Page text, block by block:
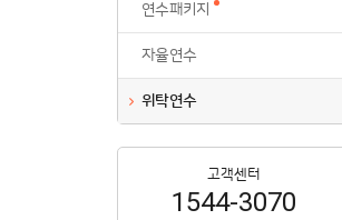
연수패키지
자율연수
위탁연수
고객센터
1544-3070